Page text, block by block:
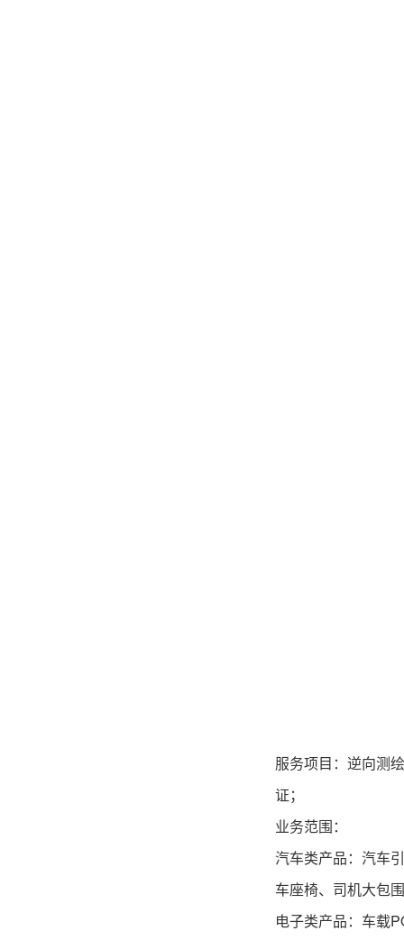
服务项目： 逆向测
证；
业务范围：
汽车类产品：汽车
车座椅、司机大包围
电子类产品：车载